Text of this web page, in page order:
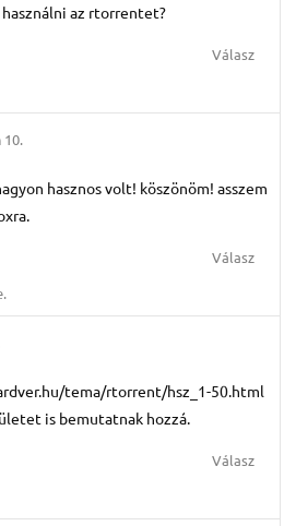
az rtorrentet?
Válasz
10.
hasznos volt! köszönöm! asszem
Válasz
tema/rtorrent/hsz_1-50.html
is bemutatnak hozzá.
Válasz